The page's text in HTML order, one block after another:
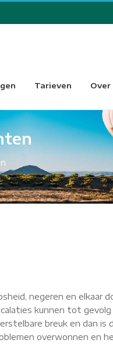
Tarieven
negeren en elkaar
kunnen tot
breuk en dan is
overwonnen en